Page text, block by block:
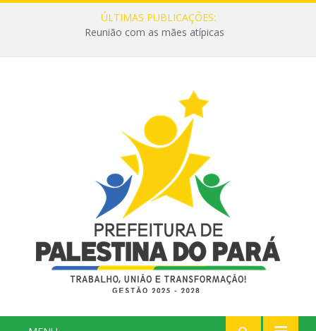
ÚLTIMAS PUBLICAÇÕES:
Reunião com as mães atípicas